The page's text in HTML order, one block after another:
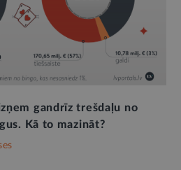
gandrīz trešdaļu no
Kā to mazināt?